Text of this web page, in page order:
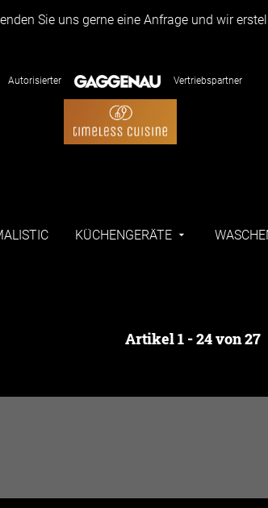
Sie uns gerne eine Anfrage und wir
Autorisierter Vertriebspartner
KÜCHENGERÄTE
Artikel 1 - 24 von 27